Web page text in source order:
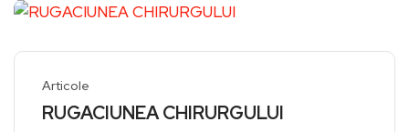
Articole
RUGACIUNEA CHIRURGULUI